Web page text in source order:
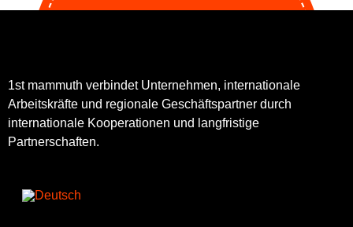
1st mammuth verbindet Unternehmen, internationale
Arbeitskräfte und regionale Geschäftspartner durch
internationale Kooperationen und langfristige
Partnerschaften.